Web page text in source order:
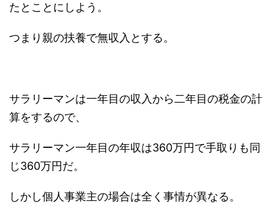
たとことにしよう。
つまり親の扶養で無収入とする。
サラリーマンは一年目の収入から二年目の税金の計
算をするので、
サラリーマン一年目の年収は360万円で手取りも同
じ360万円だ。
しかし個人事業主の場合は全く事情が異なる。